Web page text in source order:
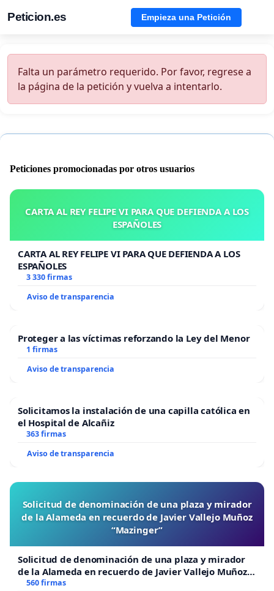
Peticion.es Empieza una Petición
Falta un parámetro requerido. Por favor, regrese a
la página de la petición y vuelva a intentarlo.
Peticiones promocionadas por otros usuarios
CARTA AL REY FELIPE VI PARA QUE DEFIENDA A LOS
ESPAÑOLES
CARTA AL REY FELIPE VI PARA QUE DEFIENDA A LOS
ESPAÑOLES
3 330 firmas
Aviso de transparencia
Proteger a las víctimas reforzando la Ley del Menor
1 firmas
Aviso de transparencia
Solicitamos la instalación de una capilla católica en
el Hospital de Alcañiz
363 firmas
Aviso de transparencia
Solicitud de denominación de una plaza y mirador
de la Alameda en recuerdo de Javier Vallejo Muñoz
“Mazinger”
Solicitud de denominación de una plaza y mirador
de la Alameda en recuerdo de Javier Vallejo Muñoz
“Mazinger”
560 firmas